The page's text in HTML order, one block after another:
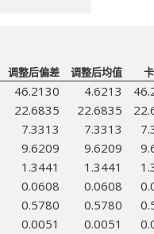
调整后偏差 调整后均值
46.2130 4.6213
22.6835 22.6835
7.3313 7.3313
9.6209 9.6209
1.3441 1.3441
0.0608 0.0608
0.5780 0.5780
0.0051 0.0051